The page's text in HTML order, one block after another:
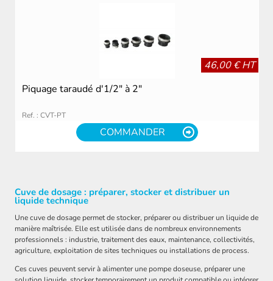
46,00 € HT
Piquage taraudé d'1/2" à 2"
Ref. : CVT-PT
COMMANDER
Cuve de dosage : préparer, stocker et distribuer un
liquide technique
Une cuve de dosage permet de stocker, préparer ou distribuer un liquide de
manière maîtrisée. Elle est utilisée dans de nombreux environnements
professionnels : industrie, traitement des eaux, maintenance, collectivités,
agriculture, exploitation de sites techniques ou installations de process.
Ces cuves peuvent servir à alimenter une pompe doseuse, préparer une